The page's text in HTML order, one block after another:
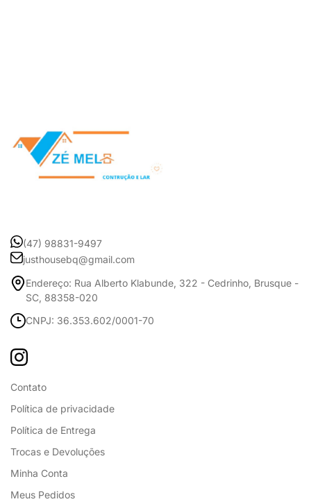
(47) 98831-9497
justhousebq@gmail.com
Endereço: Rua Alberto Klabunde, 322 - Cedrinho, Brusque -
SC, 88358-020
CNPJ: 36.353.602/0001-70
Contato
Política de privacidade
Política de Entrega
Trocas e Devoluções
Minha Conta
Meus Pedidos